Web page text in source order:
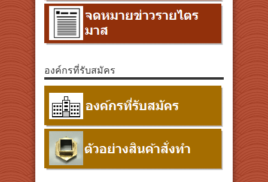
องค์กรที่รับสมัคร